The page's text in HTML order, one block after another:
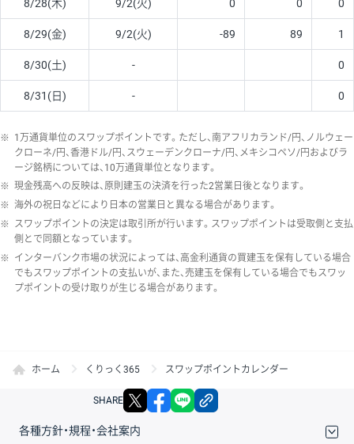
8/28(木) 9/2(火) 0 0 0
8/29(金) 9/2(火) -89 89 1
8/30(土) - 0
8/31(日) - 0
※ 1万通貨単位のスワップポイントです。ただし、南アフリカランド/円、ノルウェー
クローネ/円、香港ドル/円、スウェーデンクローナ/円、メキシコペソ/円およびラ
ージ銘柄については、10万通貨単位となります。
※ 現金残高への反映は、原則建玉の決済を行った2営業日後となります。
※ 海外の祝日などにより日本の営業日と異なる場合があります。
※ スワップポイントの決定は取引所が行います。スワップポイントは受取側と支払
側とで同額となっています。
※ インターバンク市場の状況によっては、高金利通貨の買建玉を保有している場合
でもスワップポイントの支払いが、また、売建玉を保有している場合でもスワッ
プポイントの受け取りが生じる場合があります。
ホーム くりっく365 スワップポイントカレンダー
SHARE X facebook
各種方針・規程・会社案内